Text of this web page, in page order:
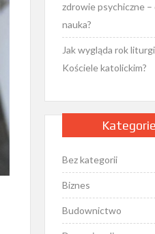
zdrowie psychiczne –
nauka?
Jak wygląda rok
Kościele katolickim?
Kategorie
Bez kategorii
Biznes
Budownictwo